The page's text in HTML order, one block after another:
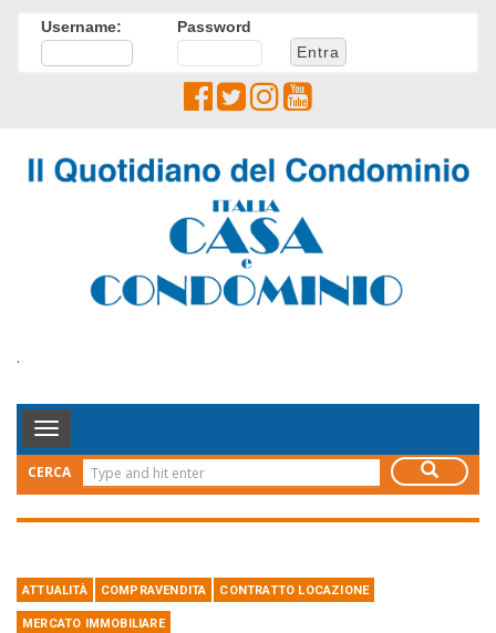
Username: Password
.
Toggle
Navigation
CERCA
ATTUALITÀ COMPRAVENDITA CONTRATTO LOCAZIONE
MERCATO IMMOBILIARE